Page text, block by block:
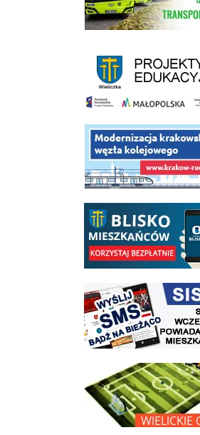
link do opisu projektu budowy
link do opisu aplikacji - BLISKO,
link do strony systemu
link do opisu projektu Wielickie